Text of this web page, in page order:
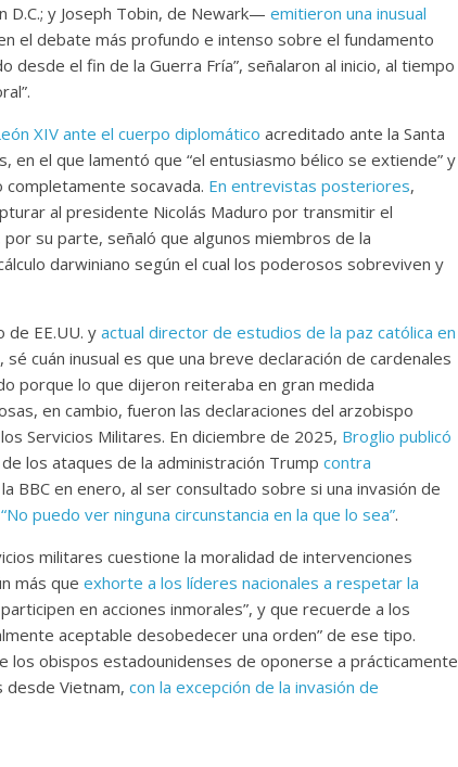
D.C.; y Joseph Tobin, de Newark— emitieron una inusual
el debate más profundo e intenso sobre el fundamento
desde el fin de la Guerra Fría”, señalaron al inicio, al tiempo
XIV ante el cuerpo diplomático acreditado ante la Santa
en el que lamentó que “el entusiasmo bélico se extiende” y
completamente socavada. En entrevistas posteriores,
al presidente Nicolás Maduro por transmitir el
su parte, señaló que algunos miembros de la
darwiniano según el cual los poderosos sobreviven y
EE.UU. y actual director de estudios de la paz católica en
cuán inusual es que una breve declaración de cardenales
porque lo que dijeron reiteraba en gran medida
en cambio, fueron las declaraciones del arzobispo
Servicios Militares. En diciembre de 2025, Broglio publicó
los ataques de la administración Trump contra
BBC en enero, al ser consultado sobre si una invasión de
“No puedo ver ninguna circunstancia en la que lo sea”.
militares cuestione la moralidad de intervenciones
más que exhorte a los líderes nacionales a respetar la
en acciones inmorales”, y que recuerde a los
aceptable desobedecer una orden” de ese tipo.
los obispos estadounidenses de oponerse a prácticamente
desde Vietnam, con la excepción de la invasión de